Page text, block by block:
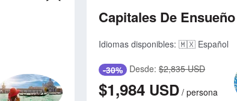
Capitales De Ensueño
Idiomas disponibles: 🇲🇽 Español
-30% Desde: $2,835 USD
$1,984 USD / persona